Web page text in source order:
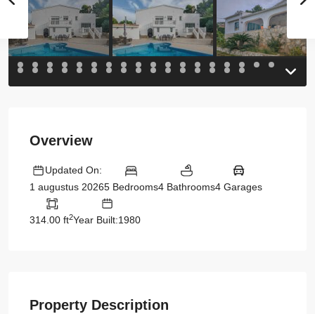
Overview
Updated On:
1 augustus 20265 Bedrooms4 Bathrooms4 Garages
314.00 ft2Year Built:1980
Property Description